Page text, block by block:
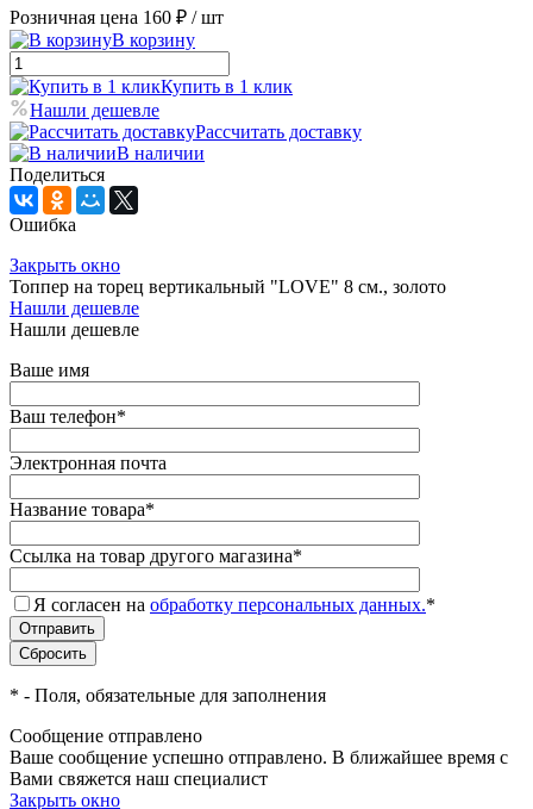
Розничная цена 160 ₽ / шт
В корзину
Купить в 1 клик
Нашли дешевле
Рассчитать доставку
В наличии
Поделиться
Ошибка
Закрыть окно
Топпер на торец вертикальный "LOVE" 8 см., золото
Нашли дешевле
Нашли дешевле
Ваше имя
Ваш телефон*
Электронная почта
Название товара*
Ссылка на товар другого магазина*
Я согласен на обработку персональных данных.*
* - Поля, обязательные для заполнения
Сообщение отправлено
Ваше сообщение успешно отправлено. В ближайшее время с
Вами свяжется наш специалист
Закрыть окно